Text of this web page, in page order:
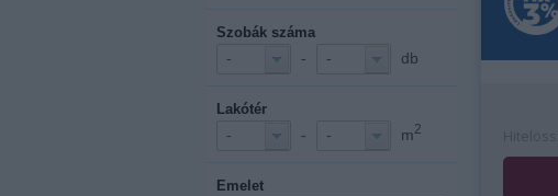
Szobák száma
- - - db
Lakótér
- - - m2
Emelet